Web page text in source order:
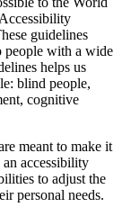
guidelines
people with a wide
helps us
blind people,
cognitive
meant to make it
an accessibility
to adjust the
personal needs.